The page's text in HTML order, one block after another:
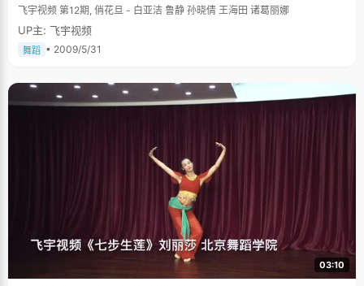
飞宇视频 第12期, 俏花旦 - 白亚洁 鲁静 孙晓倩 王海田 诸葛丽娜
UP主: 飞宇视频
舞蹈 • 2009/5/31
03:10